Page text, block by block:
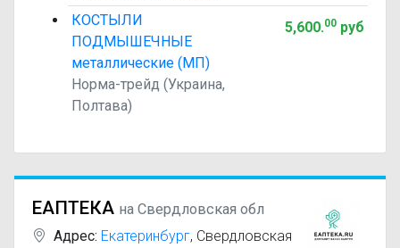
КОСТЫЛИ
ПОДМЫШЕЧНЫЕ
металлические (МП)
Норма-трейд (Украина,
Полтава)
5,600.00руб
ЕАПТЕКА на Свердловская обл
Адрес: Екатеринбург, Свердловская